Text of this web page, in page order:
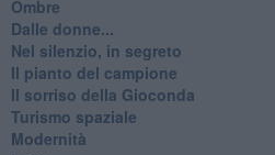
Ombre
Dalle donne...
Nel silenzio, in segreto
Il pianto del campione
Il sorriso della Gioconda
Turismo spaziale
Modernità